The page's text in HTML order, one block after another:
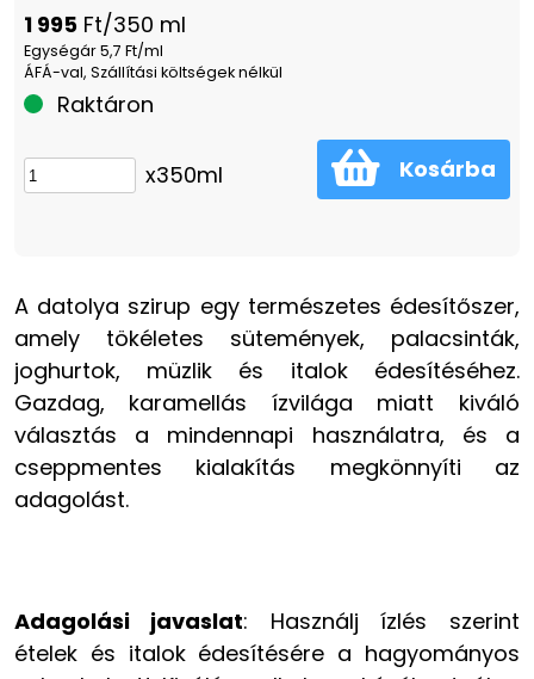
1 995 Ft/350 ml
Egységár 5,7 Ft/ml
ÁFÁ-val, Szállítási költségek nélkül
Raktáron
x350ml Kosárba
A datolya szirup egy természetes édesítőszer,
amely tökéletes sütemények, palacsinták,
joghurtok, müzlik és italok édesítéséhez.
Gazdag, karamellás ízvilága miatt kiváló
választás a mindennapi használatra, és a
cseppmentes kialakítás megkönnyíti az
adagolást.
Adagolási javaslat: Használj ízlés szerint
ételek és italok édesítésére a hagyományos